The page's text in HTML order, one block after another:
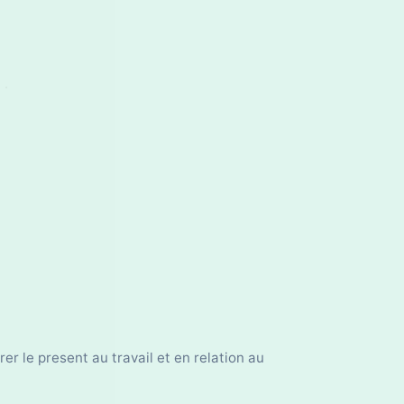
le present au travail et en relation au